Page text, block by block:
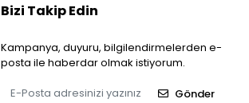
Bizi Takip Edin
Kampanya, duyuru, bilgilendirmelerden e-
posta ile haberdar olmak istiyorum.
Gönder